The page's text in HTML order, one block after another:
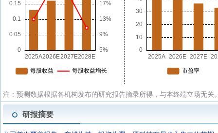
注：预测数据根据各机构发布的研究报告摘录所得，与本终端立场无
研报摘要